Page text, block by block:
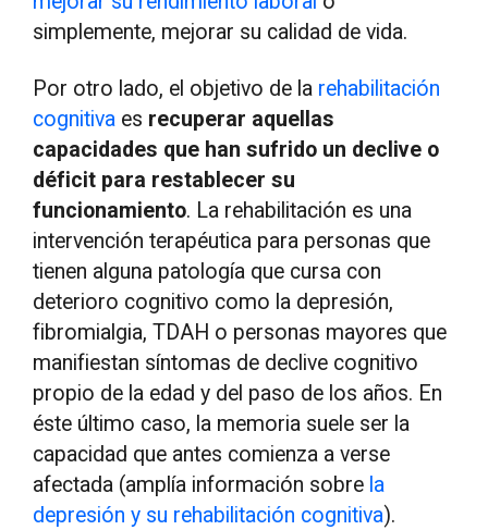
simplemente, mejorar su calidad de vida.
Por otro lado, el objetivo de la rehabilitación
cognitiva es recuperar aquellas
capacidades que han sufrido un declive o
déficit para restablecer su
funcionamiento. La rehabilitación es una
intervención terapéutica para personas que
tienen alguna patología que cursa con
deterioro cognitivo como la depresión,
fibromialgia, TDAH o personas mayores que
manifiestan síntomas de declive cognitivo
propio de la edad y del paso de los años. En
éste último caso, la memoria suele ser la
capacidad que antes comienza a verse
afectada (amplía información sobre la
depresión y su rehabilitación cognitiva).